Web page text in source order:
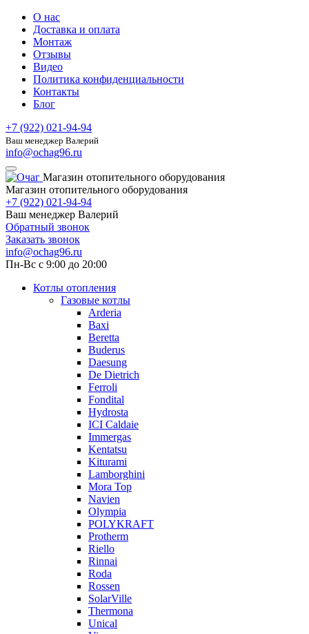
О нас
Доставка и оплата
Монтаж
Отзывы
Видео
Политика конфиденциальности
Контакты
Блог
+7 (922) 021-94-94
Ваш менеджер Валерий
info@ochag96.ru
Магазин отопительного оборудования
Магазин отопительного оборудования
+7 (922) 021-94-94
Ваш менеджер Валерий
Обратный звонок
Заказать звонок
info@ochag96.ru
Пн-Вс с 9:00 до 20:00
Котлы отопления
Газовые котлы
Arderia
Baxi
Beretta
Buderus
Daesung
De Dietrich
Ferroli
Fondital
Hydrosta
ICI Caldaie
Immergas
Kentatsu
Kiturami
Lamborghini
Mora Top
Navien
Olympia
POLYKRAFT
Protherm
Riello
Rinnai
Roda
Rossen
SolarVille
Thermona
Unical